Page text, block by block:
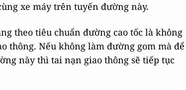
xe máy trên tuyến đường này.
theo tiêu chuẩn đường cao tốc là không
thông. Nếu không làm đường gom mà để
này thì tai nạn giao thông sẽ tiếp tục